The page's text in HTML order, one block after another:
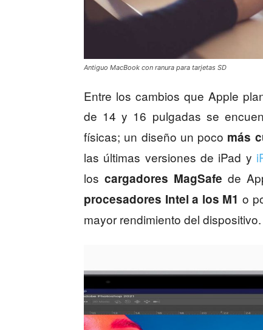
Antiguo MacBook con ranura para tarjetas SD
Entre los cambios que Apple
de 14 y 16 pulgadas se
físicas; un diseño un poco más
las últimas versiones de iPad y
los cargadores MagSafe de
procesadores Intel a los M1 o
mayor rendimiento del dispositivo.